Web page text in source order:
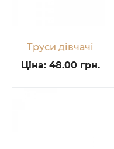
Труси дівчачі
Ціна: 48.00 грн.